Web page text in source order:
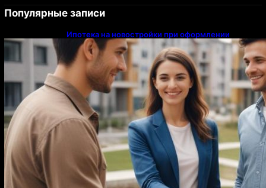
Популярные записи
Ипотека на новостройки при оформлении
напрямую у застройщика